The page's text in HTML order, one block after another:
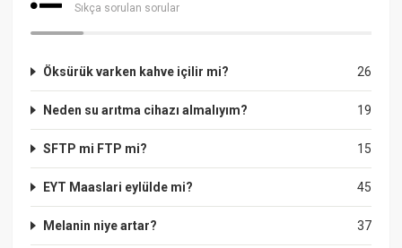
Sıkça sorulan sorular
26
Öksürük varken kahve içilir mi?
19
Neden su arıtma cihazı almalıyım?
15
SFTP mi FTP mi?
45
EYT Maaslari eylülde mi?
37
Melanin niye artar?